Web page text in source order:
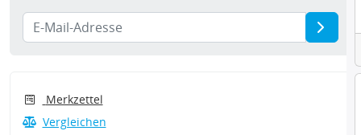
Merkzettel
Vergleichen